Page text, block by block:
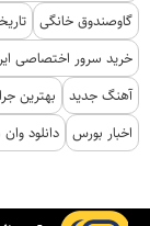
گاوصندوق خانگی
خرید سرور اختصاصی
آهنگ جدید
بهترین
اخبار بورس
دانلود